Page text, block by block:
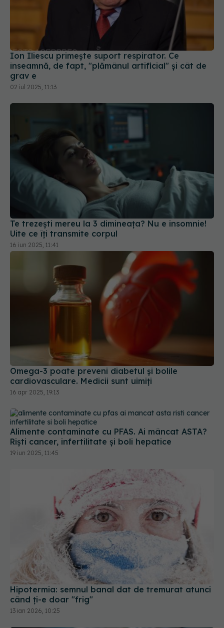
Ion Iliescu primește suport respirator. Ce
înseamnă, de fapt, "plămânul artificial" și cât de
grav e
02 iul 2025, 11:13
Te trezești mereu la 3 dimineața? Nu e insomnie!
Uite ce îți transmite corpul
16 iun 2025, 11:41
Omega-3 poate preveni diabetul și bolile
cardiovasculare. Medicii sunt uimiți
16 apr 2025, 19:13
Alimente contaminate cu PFAS. Ai mâncat ASTA?
Riști cancer, infertilitate și boli hepatice
19 iun 2025, 11:45
Hipotermia: semnul banal dat de tremurat atunci
când ți-e doar "frig"
13 ian 2026, 10:25